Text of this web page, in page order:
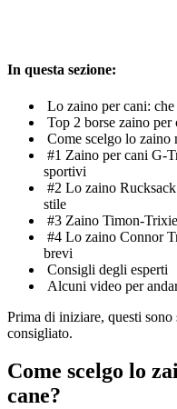
In questa sezione:
Lo zaino per cani: che
Top 2 borse zaino per
Come scelgo lo zaino
#1 Zaino per cani G-
sportivi
#2 Lo zaino
stile
#3 Zaino Timon-
#4 Lo zaino Connor
brevi
Consigli degli esperti
Alcuni video per
Prima di iniziare, questi
consigliato.
Come scelgo lo
cane?